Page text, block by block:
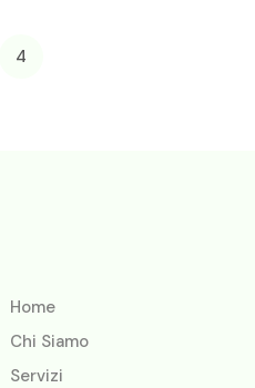
4
Home
Chi Siamo
Servizi